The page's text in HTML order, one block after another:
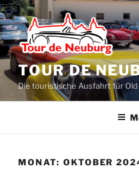
Zum
Inhalt
springen
TOUR DE
Die touristische Ausfahrt für
MONAT: OKTOBER